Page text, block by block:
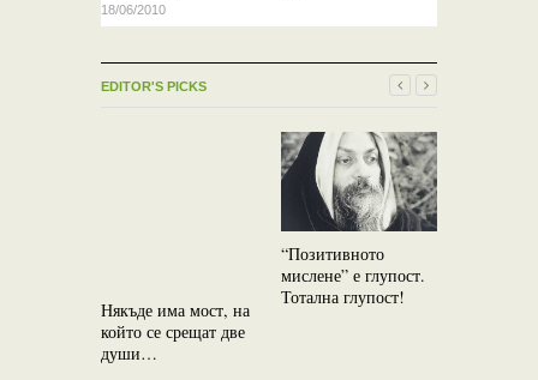
18/06/2010
EDITOR'S PICKS
Някъде има мост, на
който се срещат две
души…
“Позитивното
мислене” е глупост.
Тотална глупост!